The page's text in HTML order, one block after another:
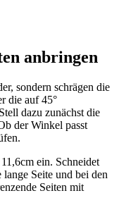
anbringen
sondern schrägen die
die auf 45°
dazu zunächst die
der Winkel passt
ein. Schneidet
Seite und bei den
Seiten mit